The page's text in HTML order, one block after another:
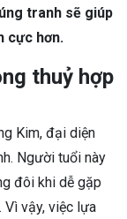
tranh sẽ giúp
cực hơn.
thuỷ hợp
Kim, đại diện
Người tuổi này
đôi khi dễ gặp
Vì vậy, việc lựa